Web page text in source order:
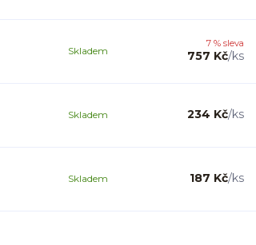
7 % sleva
757 Kč/ks
Skladem
234 Kč/ks
Skladem
187 Kč/ks
Skladem